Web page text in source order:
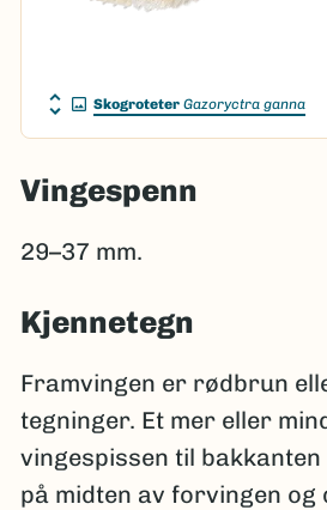
Skogroteter Gazoryctra ganna
Vingespenn
29–37 mm.
Kjennetegn
Framvingen er rødbrun
tegninger. Et mer eller
vingespissen til
på midten av forvingen og